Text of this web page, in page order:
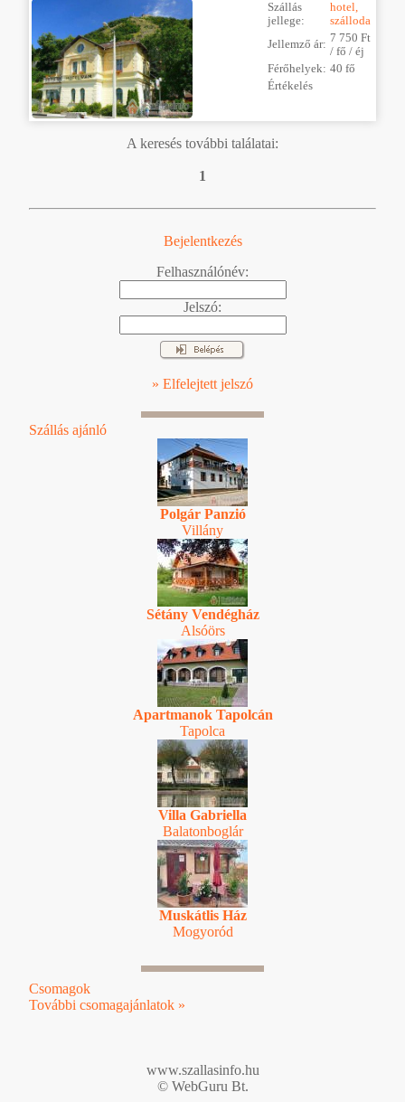
Szállás
jellege:
hotel,
szálloda
Jellemző ár: 7 750 Ft
/ fő / éj
Férőhelyek: 40 fő
Értékelés
A keresés további találatai:
1
Bejelentkezés
Felhasználónév:
Jelszó:
» Elfelejtett jelszó
Szállás ajánló
Polgár Panzió
Villány
Sétány Vendégház
Alsóörs
Apartmanok Tapolcán
Tapolca
Villa Gabriella
Balatonboglár
Muskátlis Ház
Mogyoród
Csomagok
További csomagajánlatok »
www.szallasinfo.hu
© WebGuru Bt.